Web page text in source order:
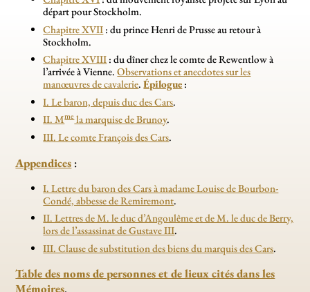
départ pour Stockholm.
Chapitre XVII : du prince Henri de Prusse au retour à
Stockholm.
Chapitre XVIII : du dîner chez le comte de Rewentlow à
l’arrivée à Vienne.Observations et anecdotes sur les
manœuvres de cavalerie.Épilogue :
I. Le baron, depuis duc des Cars.
II. Mmela marquise de Brunoy.
III. Le comte François des Cars.
Appendices :
I. Lettre du baron des Cars à madame Louise de Bourbon-
Condé, abbesse de Remiremont.
II. Lettres de M. le duc d’Angoulême et de M. le duc de Berry,
lors de l’assassinat de Gustave III.
III. Clause de substitution des biens du marquis des Cars.
Table des noms de personnes et de lieux cités dans les
Mémoires.